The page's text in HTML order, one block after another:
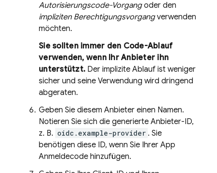
Autorisierungscode-Vorgangoder den
impliziten Berechtigungsvorgangverwenden
möchten.
Sie sollten immer den Code-Ablauf
verwenden, wenn Ihr Anbieter ihn
unterstützt. Der implizite Ablauf ist weniger
sicher und seine Verwendung wird dringend
abgeraten.
Geben Sie diesem Anbieter einen Namen.
Notieren Sie sich die generierte Anbieter-ID,
z. B. oidc.example-provider . Sie
benötigen diese ID, wenn Sie Ihrer App
Anmeldecode hinzufügen.